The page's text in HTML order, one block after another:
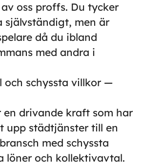
oss proffs. Du tycker
självständigt, men är
då du ibland
med andra i
och schyssta villkor —
en drivande kraft som har
upp städtjänster till en
med schyssta
löner och kollektivavtal.